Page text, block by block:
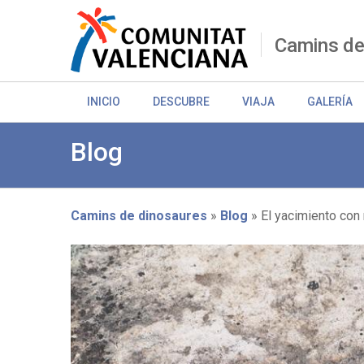
Camins
INICIO DESCUBRE VIAJA GALERÍA
Blog
Sobrescribir
enlaces
de
ayuda
Camins de dinosaures Blog El yacimiento